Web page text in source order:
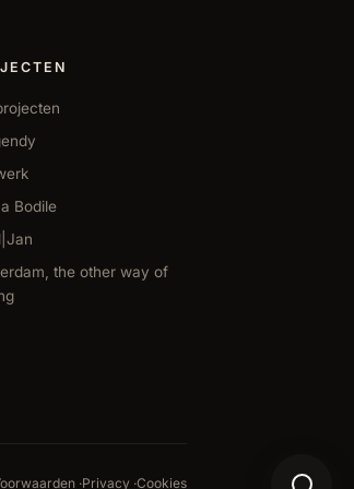
Bodile
the other way of
·Privacy ·Cookies